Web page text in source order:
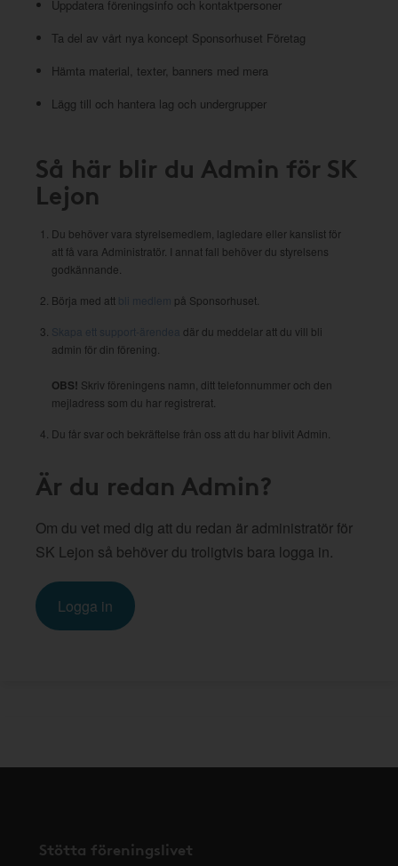
Uppdatera föreningsinfo och kontaktpersoner
Ta del av vårt nya koncept Sponsorhuset Företag
Hämta material, texter, banners med mera
Lägg till och hantera lag och undergrupper
Så här blir du Admin för SK
Lejon
Du behöver vara styrelsemedlem, lagledare eller kanslist för
att få vara Administratör. I annat fall behöver du styrelsens
godkännande.
Börja med att bli medlem på Sponsorhuset.
Skapa ett support-ärendea
där du meddelar att du vill bli
admin för din förening.
OBS! Skriv föreningens namn, ditt telefonnummer och den
mejladress som du har registrerat.
Du får svar och bekräftelse från oss att du har blivit Admin.
Är du redan Admin?
Om du vet med dig att du redan är administratör för
SK Lejon så behöver du troligtvis bara logga in.
Logga in
Stötta föreningslivet